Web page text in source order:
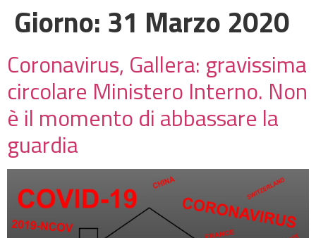
Giorno: 31 Marzo 2020
Coronavirus, Gallera: gravissima
circolare Ministero Interno. Non
è il momento di abbassare la
guardia